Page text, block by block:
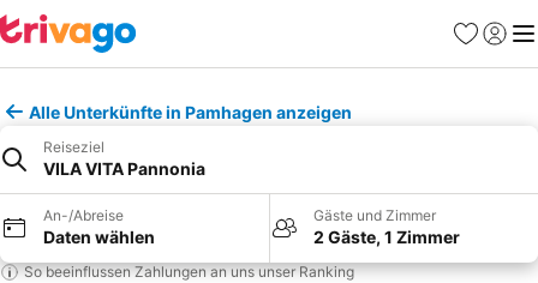
Favoriten
Alle Unterkünfte in Pamhagen anzeigen
Reiseziel
VILA VITA Pannonia
An-/Abreise
Daten wählen
Gäste und Zimmer
2 Gäste, 1 Zimmer
So beeinflussen Zahlungen an uns unser Ranking